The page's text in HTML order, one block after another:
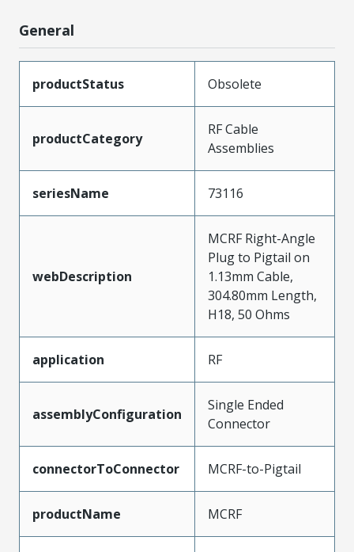
General
productStatus Obsolete
productCategory
RF Cable
Assemblies
seriesName 73116
webDescription
MCRF Right-Angle
Plug to Pigtail on
1.13mm Cable,
304.80mm Length,
H18, 50 Ohms
application RF
assemblyConfiguration
Single Ended
Connector
connectorToConnector MCRF-to-Pigtail
productName MCRF